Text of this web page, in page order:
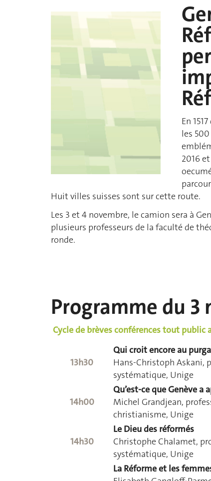
En
les
2016
Huit villes suisses sont sur cette route.
Les 3 et 4 novembre, le camion sera à
plusieurs professeurs de la faculté de
ronde.
Programme du 3
Cycle de brèves conférences tout public
13h30
Qui croit encore au
Hans-Christoph Askani,
systématique, Unige
14h00
Qu’est-ce que Genève a
Michel Grandjean,
christianisme, Unige
14h30
Le Dieu des réformés
Christophe Chalamet,
systématique, Unige
La Réforme et les